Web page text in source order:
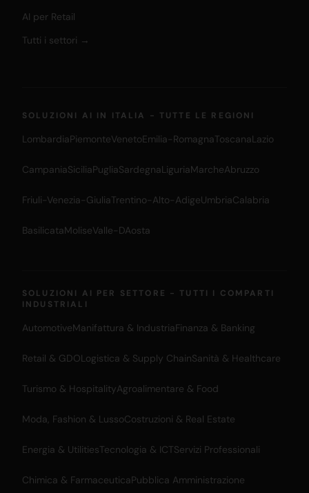
AI per Retail
Tutti i settori →
SOLUZIONI AI IN ITALIA - TUTTE LE REGIONI
LombardiaPiemonteVenetoEmilia-RomagnaToscanaLazio
CampaniaSiciliaPugliaSardegnaLiguriaMarcheAbruzzo
Friuli-Venezia-GiuliaTrentino-Alto-AdigeUmbriaCalabria
BasilicataMoliseValle-DAosta
SOLUZIONI AI PER SETTORE - TUTTI I COMPARTI
INDUSTRIALI
AutomotiveManifattura & IndustriaFinanza & Banking
Retail & GDOLogistica & Supply ChainSanità & Healthcare
Turismo & HospitalityAgroalimentare & Food
Moda, Fashion & LussoCostruzioni & Real Estate
Energia & UtilitiesTecnologia & ICTServizi Professionali
Chimica & FarmaceuticaPubblica Amministrazione